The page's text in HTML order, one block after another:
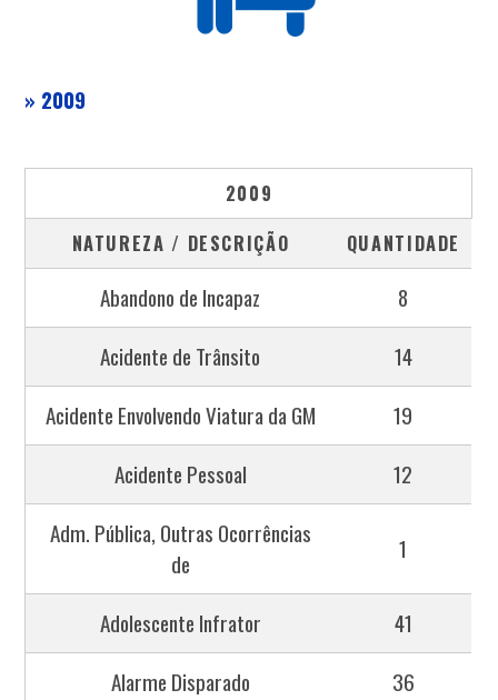
» 2009
2009
NATUREZA / DESCRIÇÃO
QUANTIDADE
Abandono de Incapaz
8
Acidente de Trânsito
14
Acidente Envolvendo Viatura da GM
19
Acidente Pessoal
12
Adm. Pública, Outras Ocorrências
de
1
Adolescente Infrator
41
Alarme Disparado
36